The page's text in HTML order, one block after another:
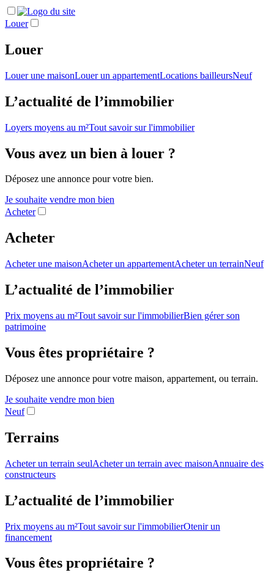
Louer
Louer
Louer une maisonLouer un appartementLocations bailleursNeuf
L’actualité de l’immobilier
Loyers moyens au m²Tout savoir sur l'immobilier
Vous avez un bien à louer ?
Déposez une annonce pour votre bien.
Je souhaite vendre mon bien
Acheter
Acheter
Acheter une maisonAcheter un appartementAcheter un terrainNeuf
L’actualité de l’immobilier
Prix moyens au m²Tout savoir sur l'immobilierBien gérer son
patrimoine
Vous êtes propriétaire ?
Déposez une annonce pour votre maison, appartement, ou terrain.
Je souhaite vendre mon bien
Neuf
Terrains
Acheter un terrain seulAcheter un terrain avec maisonAnnuaire des
constructeurs
L’actualité de l’immobilier
Prix moyens au m²Tout savoir sur l'immobilierOtenir un
financement
Vous êtes propriétaire ?